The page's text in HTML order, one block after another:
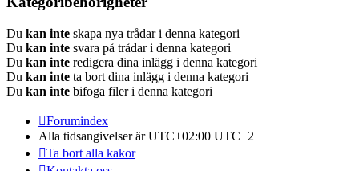
Du kan inte skapa nya trådar i denna kategori
Du kan inte svara på trådar i denna kategori
Du kan inte redigera dina inlägg i denna kategori
Du kan inte ta bort dina inlägg i denna kategori
Du kan inte bifoga filer i denna kategori
Forumindex
Alla tidsangivelser är UTC+02:00 UTC+2
Ta bort alla kakor